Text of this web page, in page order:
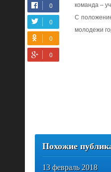
команда –
С
молодежи
Похожие
13 февраль 2018